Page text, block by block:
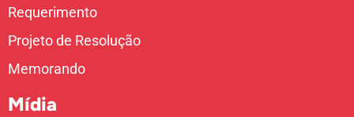
Requerimento
Projeto de Resolução
Memorando
Mídia